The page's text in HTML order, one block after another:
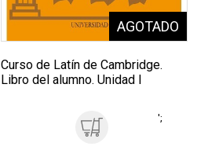
Curso de Latín de Cambridge.
Libro del alumno. Unidad I
';